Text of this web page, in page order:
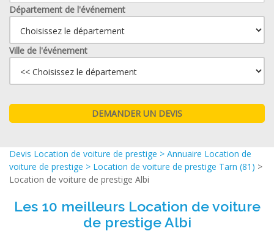
Département de l'événement
Ville de l'événement
Devis Location de voiture de prestige > Annuaire Location de
voiture de prestige > Location de voiture de prestige Tarn (81) >
Location de voiture de prestige Albi
Les 10 meilleurs Location de voiture
de prestige Albi